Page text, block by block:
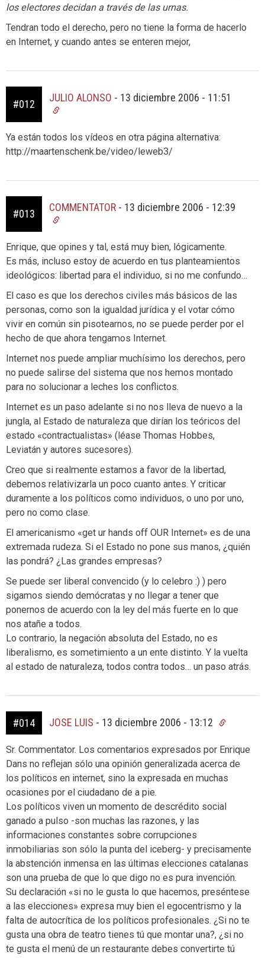
los electores decidan a través de las urnas.
Tendran todo el derecho, pero no tiene la forma de hacerlo
en Internet, y cuando antes se enteren mejor,
#012
JULIO ALONSO - 13 diciembre 2006 - 11:51
Ya están todos los vídeos en otra página alternativa:
http://maartenschenk.be/video/leweb3/
#013
COMMENTATOR - 13 diciembre 2006 - 12:39
Enrique, que opines y tal, está muy bien, lógicamente.
Es más, incluso estoy de acuerdo en tus planteamientos
ideológicos: libertad para el individuo, si no me confundo…
El caso es que los derechos civiles más básicos de las
personas, como son la igualdad jurídica y el votar cómo
vivir en común sin pisotearnos, no se puede perder por el
hecho de que ahora tengamos Internet.
Internet nos puede ampliar muchísimo los derechos, pero
no puede salirse del sistema que nos hemos montado
para no solucionar a leches los conflictos.
Internet es un paso adelante si no nos lleva de nuevo a la
jungla, al Estado de naturaleza que dirían los teóricos del
estado «contractualistas» (léase Thomas Hobbes,
Leviatán y autores sucesores).
Creo que si realmente estamos a favor de la libertad,
debemos relativizarla un poco cuanto antes. Y criticar
duramente a los políticos como individuos, o uno por uno,
pero no como clase.
El americanismo «get ur hands off OUR Internet» es de una
extremada rudeza. Si el Estado no pone sus manos, ¿quién
las pondrá? ¿Las grandes empresas?
Se puede ser liberal convencido (y lo celebro :) ) pero
sigamos siendo demócratas y no llegar a tener que
ponernos de acuerdo con la ley del más fuerte en lo que
nos atañe a todos.
Lo contrario, la negación absoluta del Estado, no es
liberalismo, es sometimiento a un ente distinto. Y la vuelta
al estado de naturaleza, todos contra todos… un paso atrás.
#014 JOSE LUIS - 13 diciembre 2006 - 13:12
Sr. Commentator. Los comentarios expresados por Enrique
Dans no reflejan sólo una opinión generalizada acerca de
los políticos en internet, sino la expresada en muchas
ocasiones por el ciudadano de a pie.
Los políticos viven un momento de descrédito social
ganado a pulso -son muchas las razones, y las
informaciones constantes sobre corrupciones
inmobiliarias son sólo la punta del iceberg- y precisamente
la abstención inmensa en las últimas elecciones catalanas
son una prueba de que lo que digo no es pura invención.
Su declaración «si no le gusta lo que hacemos, preséntese
a las elecciones» expresa muy bien el egocentrismo y la
falta de autocrítica de los políticos profesionales. ¿Si no te
gusta una obra de teatro tienes tú que montar una?, ¿si no
te gusta el menú de un restaurante debes convertirte tú